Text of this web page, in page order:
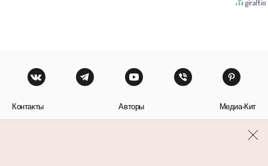
Контакты Авторы Медиа-Кит